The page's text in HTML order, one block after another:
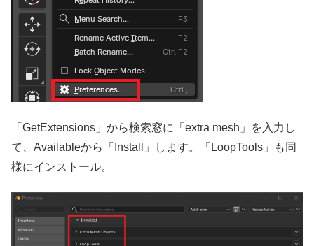
「GetExtensions」から検索窓に「extra mesh」を入力し
て、Availableから「Install」します。「LoopTools」も同
様にインストール。